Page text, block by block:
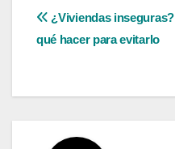
Navegación
de
entradas
¿Viviendas inseguras?
qué hacer para evitarlo